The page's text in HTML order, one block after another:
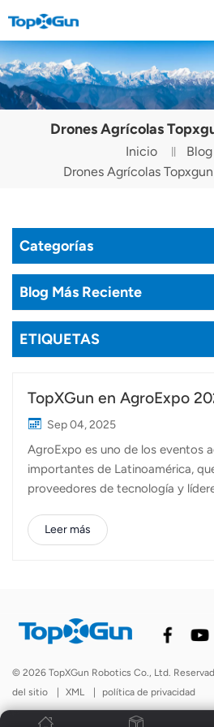
CONTÁCTENOS
English
Español
Русский
Tiếng Việt
Drones Agrícolas
Inicio
Blog
Drones Agrícolas
Categorías
Blog Más Reciente
ETIQUETAS
TopXGun en AgroExpo
Sep 04, 2025
AgroExpo es uno de los eventos
importantes de Latinoamérica,
proveedores de tecnología y
Bogotá, Colombia, se convirtió
centro de innovación e
la gestión de los cultivos en el
geografía de Colombia, desde las
las extensas zonas ganaderas, la
se está convirtiendo en una
optimizar los recursos y mejorar
Leer más
© 2026 TopXGun Robotics Co., Ltd.
del sitio
| XML | política de privacidad